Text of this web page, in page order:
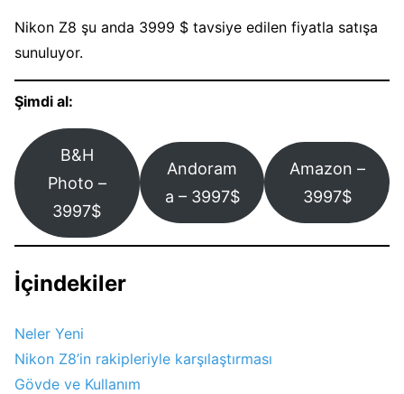
Nikon Z8 şu anda 3999 $ tavsiye edilen fiyatla satışa
sunuluyor.
Şimdi al:
B&H
Photo –
3997$
Andoram
a – 3997$
Amazon –
3997$
İçindekiler
Neler Yeni
Nikon Z8’in rakipleriyle karşılaştırması
Gövde ve Kullanım